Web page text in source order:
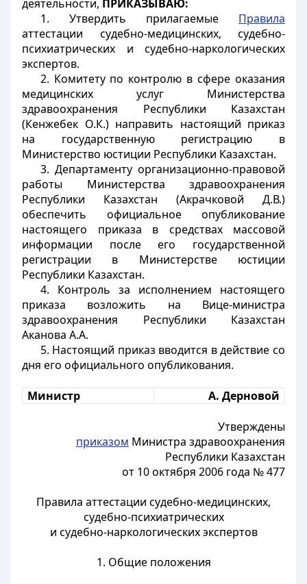
деятельности, ПРИКАЗЫВАЮ:
1. Утвердить прилагаемые Правила
аттестации судебно-медицинских, судебно-
психиатрических и судебно-наркологических
экспертов.
2. Комитету по контролю в сфере оказания
медицинских услуг Министерства
здравоохранения Республики Казахстан
(Кенжебек О.К.) направить настоящий приказ
на государственную регистрацию в
Министерство юстиции Республики Казахстан.
3. Департаменту организационно-правовой
работы Министерства здравоохранения
Республики Казахстан (Акрачковой Д.В.)
обеспечить официальное опубликование
настоящего приказа в средствах массовой
информации после его государственной
регистрации в Министерстве юстиции
Республики Казахстан.
4. Контроль за исполнением настоящего
приказа возложить на Вице-министра
здравоохранения Республики Казахстан
Аканова А.А.
5. Настоящий приказ вводится в действие со
дня его официального опубликования.
Министр А. Дерновой
Утверждены
приказом Министра здравоохранения
Республики Казахстан
от 10 октября 2006 года № 477
Правила аттестации судебно-медицинских,
судебно-психиатрических
и судебно-наркологических экспертов
1. Общие положения